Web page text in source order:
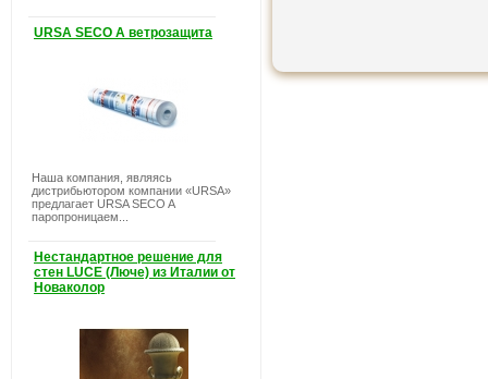
URSA SECO A ветрозащита
Наша компания, являясь
дистрибьютором компании «URSA»
предлагает URSA SECO A
паропроницаем...
Нестандартное решение для
стен LUCE (Люче) из Италии от
Новаколор